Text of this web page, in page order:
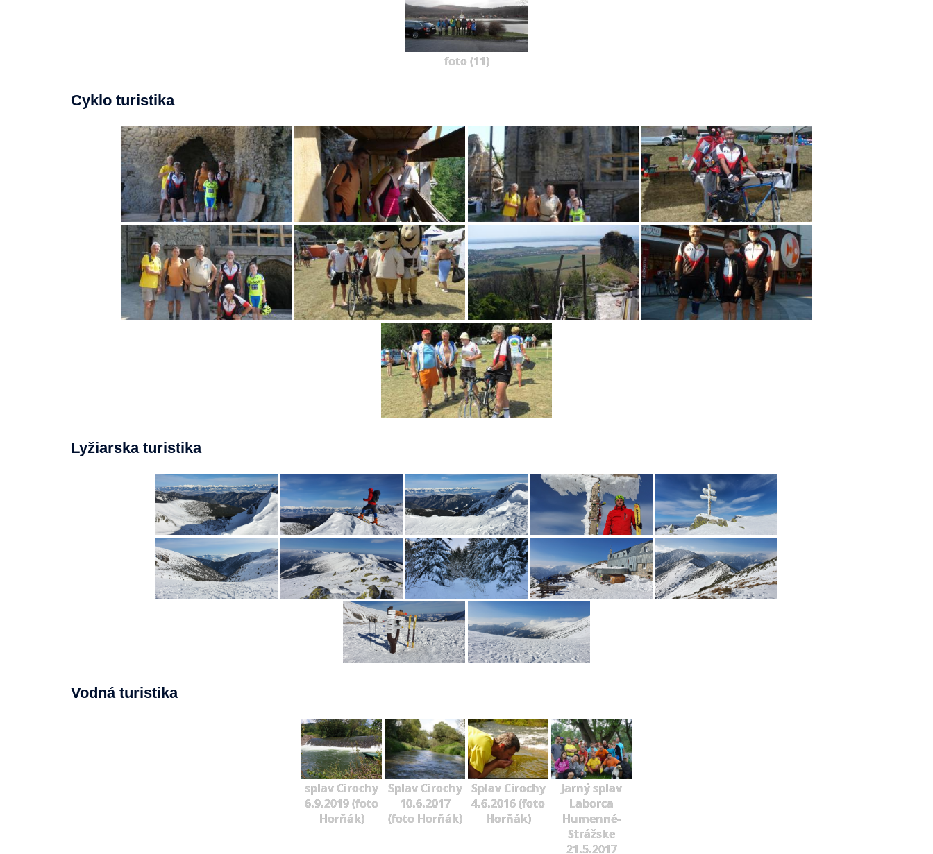
foto (11)
Cyklo turistika
Lyžiarska turistika
Vodná turistika
splav Cirochy
6.9.2019 (foto
Horňák)
Splav Cirochy
10.6.2017
(foto Horňák)
Splav Cirochy
4.6.2016 (foto
Horňák)
Jarný splav
Laborca
Humenné-
Strážske
21.5.2017